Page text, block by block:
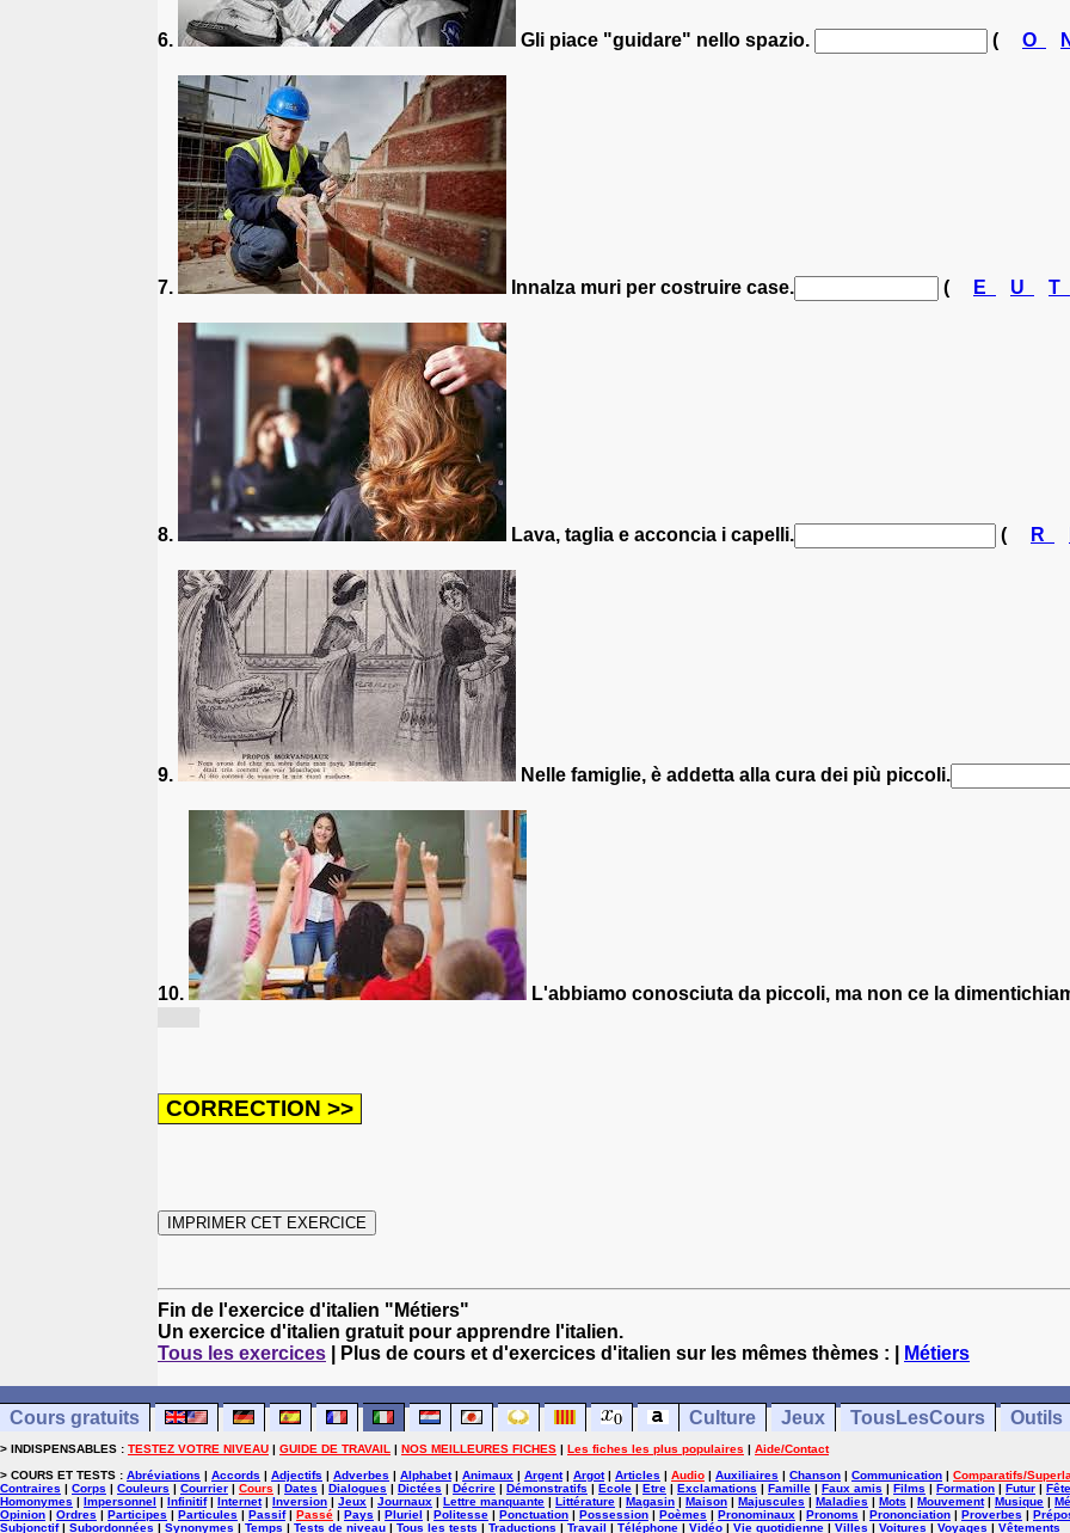
6. Gli piace "guidare" nello spazio. ( O
7. Innalza muri per costruire case. ( E U T
8. Lava, taglia e acconcia i capelli. ( R
9. Nelle famiglie, è addetta alla cura dei più piccoli.
10. L'abbiamo conosciuta da piccoli, ma non ce la
Fin de l'exercice d'italien "Métiers"
Un exercice d'italien gratuit pour apprendre l'italien.
Tous les exercices | Plus de cours et d'exercices d'italien sur les mêmes thèmes : | Métiers
Cours gratuits Culture Jeux TousLesCours Outils
> INDISPENSABLES : TESTEZ VOTRE NIVEAU | GUIDE DE TRAVAIL | NOS MEILLEURES FICHES | Les fiches les plus populaires | Aide/Contact
> COURS ET TESTS : Abréviations | Accords | Adjectifs | Adverbes | Alphabet| Animaux | Argent| Argot| Articles | Audio | Auxiliaires | Chanson | Communication | Comparatifs/
Contraires | Corps | Couleurs | Courrier | Cours | Dates | Dialogues | Dictées | Décrire | Démonstratifs | Ecole | Etre | Exclamations | Famille | Faux amis | Films | Formation | Futur |
Homonymes | Impersonnel | Infinitif| Internet| Inversion | Jeux | Journaux | Lettre manquante | Littérature | Magasin | Maison | Majuscules | Maladies | Mots | Mouvement| Musique |
Opinion | Ordres | Participes | Particules | Passif| Passé | Pays | Pluriel | Politesse | Ponctuation | Possession | Poèmes | Pronominaux | Pronoms | Prononciation | Proverbes |
Subjonctif| Subordonnées | Synonymes | Temps | Tests de niveau | Tous les tests | Traductions | Travail | Téléphone | Vidéo | Vie quotidienne | Villes | Voitures | Voyages | Vêtements